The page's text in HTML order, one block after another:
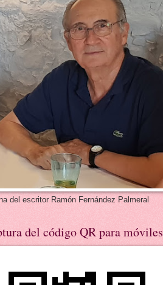
del escritor Ramón Fernández Palmeral
del código QR para móviles